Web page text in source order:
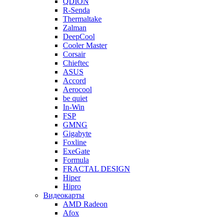
R-Senda
Thermaltake
Zalman
DeepCool
Cooler Master
Corsair
Chieftec
ASUS
Accord
Aerocool
be quiet
In-Win
FSP
GMNG
Gigabyte
Foxline
ExeGate
Formula
FRACTAL DESIGN
Hiper
Hipro
Видеокарты
AMD Radeon
Afox